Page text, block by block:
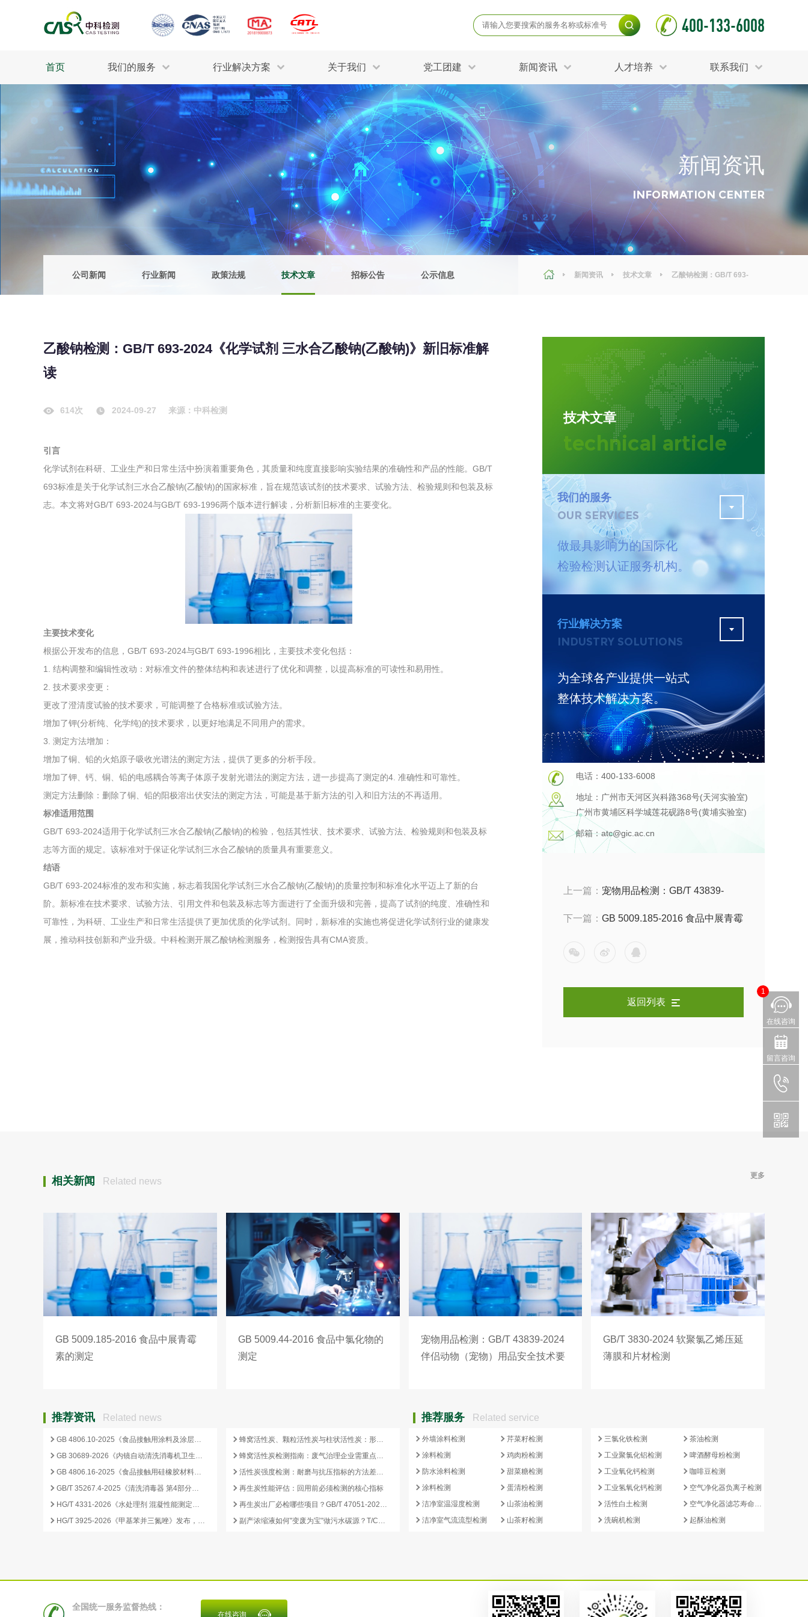
400-133-6008
首页 我们的服务 行业解决方案 关于我们 党工团建 新闻资讯 人才培养 联系我们
生态环保
工业材料
美妆消毒
石油化工
轻工产品
制药医疗
建筑材料
农副产品
专项服务
检测服务
污水检测 三废监测 电磁辐射检测 声环境与振动检测
废气检测 二噁英检测 土壤检测
评估调查
耕地质量评价 矿山资源调查 危险废物鉴别 危废鉴定
场地调查 环境风险评估 农用地土壤调查 更多
清洁生产审核 环境风险评价 更多
轨道交通变形监测
环保工程
VOCs废气治理 固废处理工程
综合利用工程 更多
在线咨询
行业解决方案
INDUSTRY SOLUTIONS
为全球各产业提供一站式
整体技术解决方案。
产品质量鉴定
固废危废鉴定
土壤场地调查
生态环境检测
消毒检测备案
空气净化检测
公共卫生检测
病毒杀灭试验
防护产品检测
成分分析化验
有毒有害检测
运动场地检测
涉水产品检测
放射卫生检测
食品安全检测
洁净度检测
化妆品检测
水资源检测
毒理检测
光伏检测
新闻资讯
INFORMATION CENTER
公司新闻 行业新闻 政策法规 技术文章 招标公告 公示信息 新闻资讯 技术文章 乙酸钠检测：GB/T 693-
乙酸钠检测：GB/T 693-2024《化学试剂 三水合乙酸钠(乙酸钠)》新旧标准解
读
614次 2024-09-27 来源：中科检测
引言
化学试剂在科研、工业生产和日常生活中扮演着重要角色，其质量和纯度直接影响实验结果的准确性和产品的性能。GB/T
693标准是关于化学试剂三水合乙酸钠(乙酸钠)的国家标准，旨在规范该试剂的技术要求、试验方法、检验规则和包装及标
志。本文将对GB/T 693-2024与GB/T 693-1996两个版本进行解读，分析新旧标准的主要变化。
主要技术变化
根据公开发布的信息，GB/T 693-2024与GB/T 693-1996相比，主要技术变化包括：
1. 结构调整和编辑性改动：对标准文件的整体结构和表述进行了优化和调整，以提高标准的可读性和易用性。
2. 技术要求变更：
更改了澄清度试验的技术要求，可能调整了合格标准或试验方法。
增加了钾(分析纯、化学纯)的技术要求，以更好地满足不同用户的需求。
3. 测定方法增加：
增加了铜、铅的火焰原子吸收光谱法的测定方法，提供了更多的分析手段。
增加了钾、钙、铜、铅的电感耦合等离子体原子发射光谱法的测定方法，进一步提高了测定的4. 准确性和可靠性。
测定方法删除：删除了铜、铅的阳极溶出伏安法的测定方法，可能是基于新方法的引入和旧方法的不再适用。
标准适用范围
GB/T 693-2024适用于化学试剂三水合乙酸钠(乙酸钠)的检验，包括其性状、技术要求、试验方法、检验规则和包装及标
志等方面的规定。该标准对于保证化学试剂三水合乙酸钠的质量具有重要意义。
结语
GB/T 693-2024标准的发布和实施，标志着我国化学试剂三水合乙酸钠(乙酸钠)的质量控制和标准化水平迈上了新的台
阶。新标准在技术要求、试验方法、引用文件和包装及标志等方面进行了全面升级和完善，提高了试剂的纯度、准确性和
可靠性，为科研、工业生产和日常生活提供了更加优质的化学试剂。同时，新标准的实施也将促进化学试剂行业的健康发
展，推动科技创新和产业升级。中科检测开展乙酸钠检测服务，检测报告具有CMA资质。
技术文章
technical article
我们的服务
OUR SERVICES
做最具影响力的国际化
检验检测认证服务机构。
行业解决方案
INDUSTRY SOLUTIONS
为全球各产业提供一站式
整体技术解决方案。
电话：400-133-6008
地址：广州市天河区兴科路368号(天河实验室)
广州市黄埔区科学城莲花砚路8号(黄埔实验室)
邮箱：atc@gic.ac.cn
上一篇： 宠物用品检测：GB/T 43839-
2024 伴侣动物（宠物）用品安全技术要求
下一篇： GB 5009.185-2016 食品中展青霉
素的测定
返回列表
相关新闻 Related news
更多
GB 5009.185-2016 食品中展青霉
素的测定
GB 5009.44-2016 食品中氯化物的
测定
宠物用品检测：GB/T 43839-2024
伴侣动物（宠物）用品安全技术要
GB/T 3830-2024 软聚氯乙烯压延
薄膜和片材检测
推荐资讯 Related news 推荐服务 Related service
GB 4806.10-2025《食品接触用涂料及涂层》标准核心变化解析
GB 30689-2026《内镜自动清洗消毒机卫生要求》解读与检测合规要点
GB 4806.16-2025《食品接触用硅橡胶材料及制品》标准解析
GB/T 35267.4-2025《清洗消毒器 第4部分：内镜清洗消毒器》标准解读与检测项目清单
HG/T 4331-2026《水处理剂 混凝性能测定方法》发布，2026 年 12 月 1 日起实施
HG/T 3925-2026《甲基苯并三氮唑》发布，2026 年 12 月 1 日起实施
蜂窝活性炭、颗粒活性炭与柱状活性炭：形态差异与检测重点对照
蜂窝活性炭检测指南：废气治理企业需重点关注的5项核心指标
活性炭强度检测：耐磨与抗压指标的方法差异及验收意义
再生炭性能评估：回用前必须检测的核心指标
再生炭出厂必检哪些项目？GB/T 47051-2026 再生活性炭检测清单这样列
副产浓缩液如何"变废为宝"做污水碳源？T/CCEIA 0006-2026 核心解读
外墙涂料检测
涂料检测
防水涂料检测
涂料检测
洁净室温湿度检测
洁净室气流流型检测
芹菜籽检测
鸡肉粉检测
甜菜糖检测
蛋清粉检测
山茶油检测
山茶籽检测
三氯化铁检测
工业聚氯化铝检测
工业氧化钙检测
工业氢氧化钙检测
活性白土检测
洗碗机检测
茶油检测
啤酒酵母粉检测
咖啡豆检测
空气净化器负离子检测
空气净化器滤芯寿命检测
起酥油检测
全国统一服务监督热线：
在线咨询
在线咨询
1
留言咨询